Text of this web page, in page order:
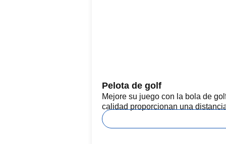
Pelota de golf
Mejore su juego con la bola de
calidad proporcionan una